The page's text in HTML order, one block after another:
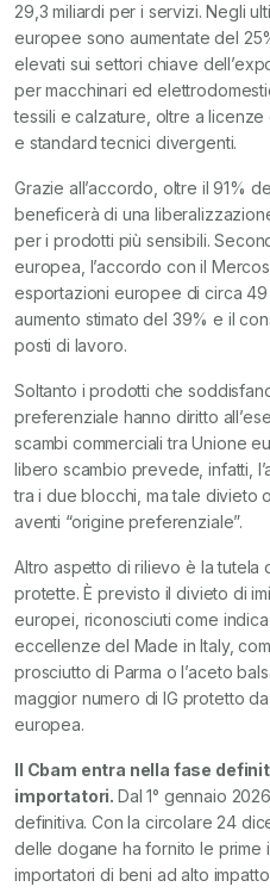
29,3 miliardi per i servizi. Negli
europee sono aumentate del
elevati sui settori chiave
per macchinari ed
tessili e calzature, oltre a licenze
e standard tecnici divergenti.
Grazie all’accordo, oltre il 91%
beneficerà di una
per i prodotti più sensibili.
europea, l’accordo con il
esportazioni europee di circa 49
aumento stimato del 39% e il
posti di lavoro.
Soltanto i prodotti che
preferenziale hanno diritto
scambi commerciali tra Unione
libero scambio prevede, infatti,
tra i due blocchi, ma tale divieto
aventi “origine preferenziale”.
Altro aspetto di rilievo è la
protette. È previsto il divieto di
europei, riconosciuti come
eccellenze del Made in Italy,
prosciutto di Parma o l’aceto
maggior numero di IG protetto
europea.
Il Cbam entra nella fase
importatori. Dal 1° gennaio
definitiva. Con la circolare 24
delle dogane ha fornito le prime
importatori di beni ad alto